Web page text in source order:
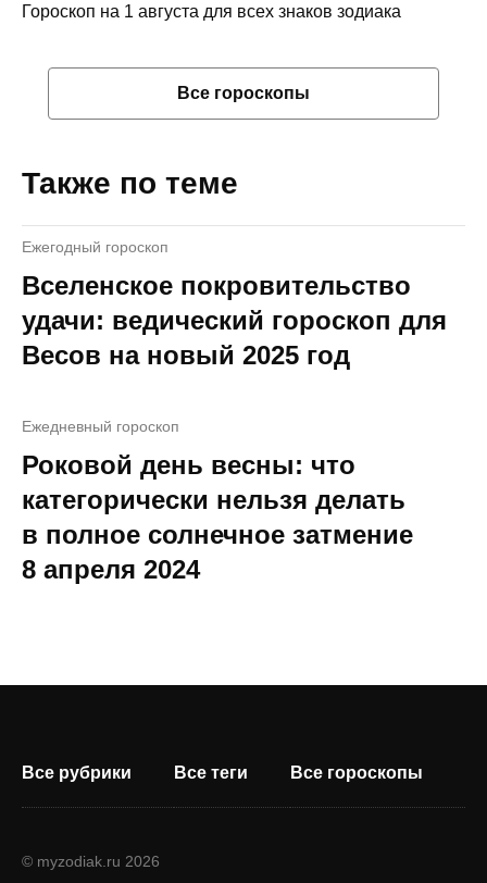
Гороскоп на 1 августа для всех знаков зодиака
Все гороскопы
Также по теме
Ежегодный гороскоп
Вселенское покровительство
удачи: ведический гороскоп для
Весов на новый 2025 год
Ежедневный гороскоп
Роковой день весны: что
категорически нельзя делать
в полное солнечное затмение
8 апреля 2024
Все рубрики Все теги Все гороскопы
© myzodiak.ru 2026